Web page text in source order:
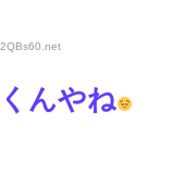
.net
んやね